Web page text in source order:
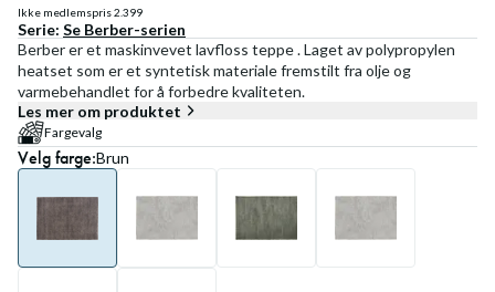
Ikke medlemspris2.399
Serie: Se Berber-serien
Berber er et maskinvevet lavfloss teppe . Laget av polypropylen
heatset som er et syntetisk materiale fremstilt fra olje og
varmebehandlet for å forbedre kvaliteten.
Les mer om produktet
Fargevalg
Velgfarge:Brun